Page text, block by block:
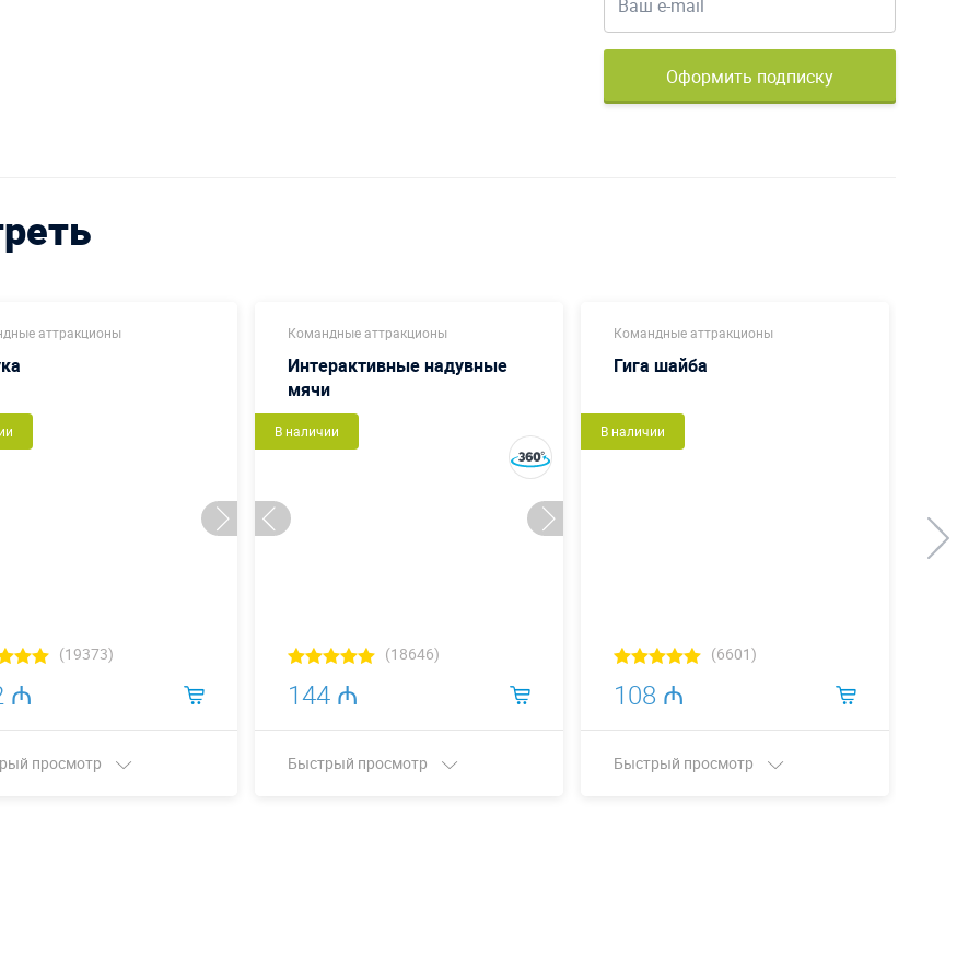
Оформить подписку
аттракционы
(19373)
₼
просмотр
Командные аттракционы
Интерактивные надувные
мячи
В наличии
(18646)
144 ₼
Быстрый просмотр
Командные аттракционы
Гига шайба
В наличии
(6601)
108 ₼
Быстрый просмотр